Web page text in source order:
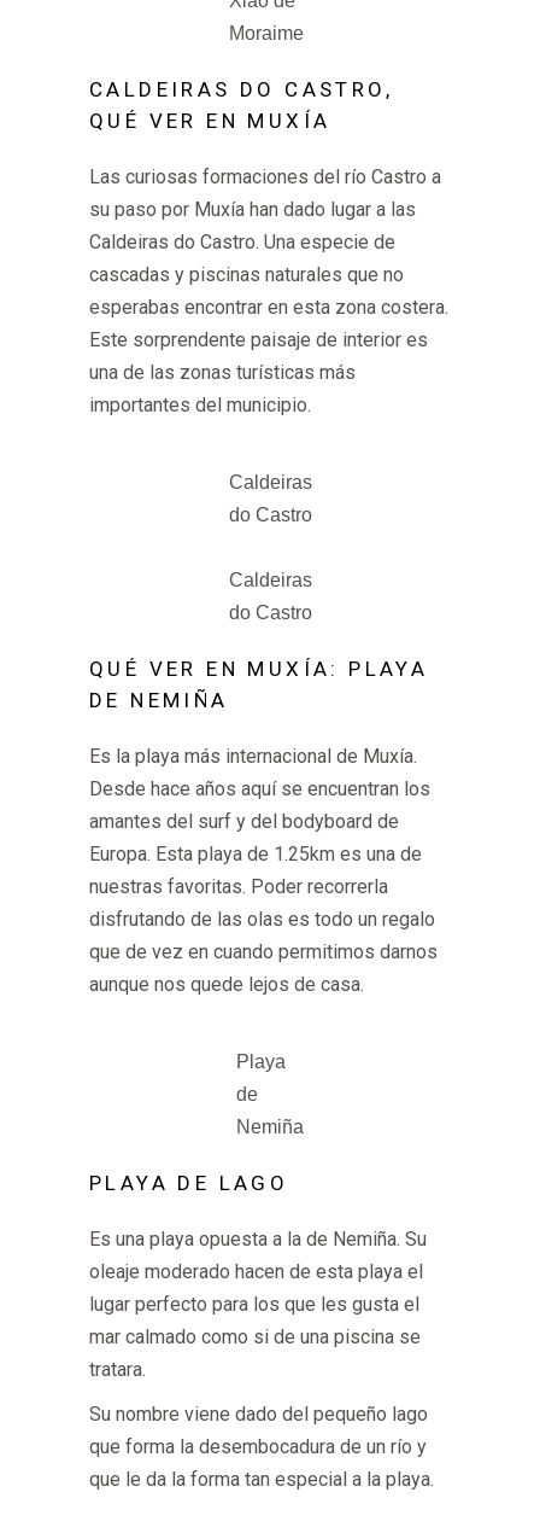
Moraime
CALDEIRAS DO CASTRO,
QUÉ VER EN MUXÍA
Las curiosas formaciones del río Castro a
su paso por Muxía han dado lugar a las
Caldeiras do Castro. Una especie de
cascadas y piscinas naturales que no
esperabas encontrar en esta zona costera.
Este sorprendente paisaje de interior es
una de las zonas turísticas más
importantes del municipio.
Caldeiras
do Castro
Caldeiras
do Castro
QUÉ VER EN MUXÍA: PLAYA
DE NEMIÑA
Es la playa más internacional de Muxía.
Desde hace años aquí se encuentran los
amantes del surf y del bodyboard de
Europa. Esta playa de 1.25km es una de
nuestras favoritas. Poder recorrerla
disfrutando de las olas es todo un regalo
que de vez en cuando permitimos darnos
aunque nos quede lejos de casa.
Playa
de
Nemiña
PLAYA DE LAGO
Es una playa opuesta a la de Nemiña. Su
oleaje moderado hacen de esta playa el
lugar perfecto para los que les gusta el
mar calmado como si de una piscina se
tratara.
Su nombre viene dado del pequeño lago
que forma la desembocadura de un río y
que le da la forma tan especial a la playa.